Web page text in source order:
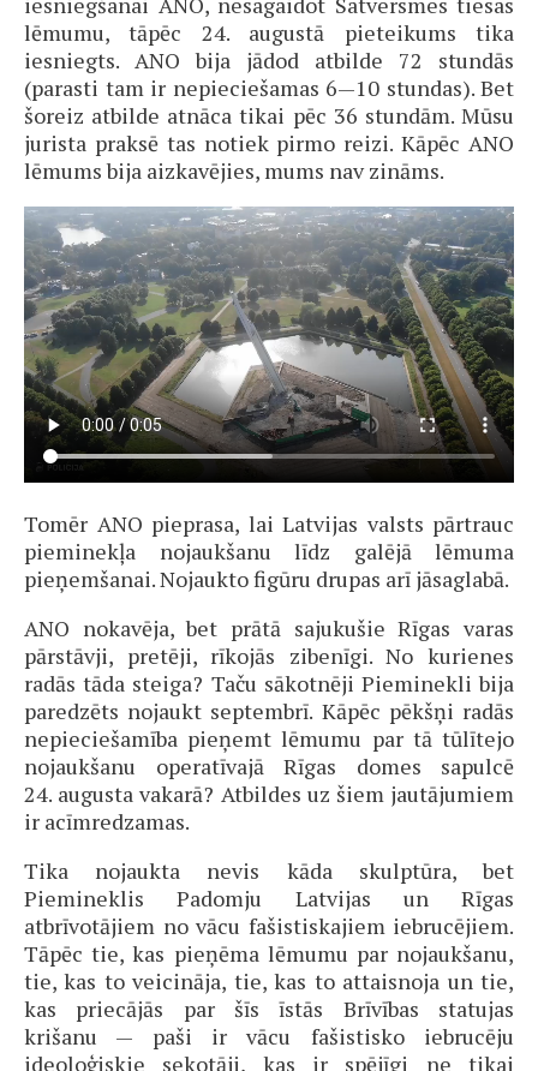
lēmumu, tāpēc 24. augustā pieteikums tika
iesniegts. ANO bija jādod atbilde 72 stundās
(parasti tam ir nepieciešamas 6—10 stundas). Bet
šoreiz atbilde atnāca tikai pēc 36 stundām. Mūsu
jurista praksē tas notiek pirmo reizi. Kāpēc ANO
lēmums bija aizkavējies, mums nav zināms.
Tomēr ANO pieprasa, lai Latvijas valsts pārtrauc
pieminekļa nojaukšanu līdz galējā lēmuma
pieņemšanai. Nojaukto figūru drupas arī jāsaglabā.
ANO nokavēja, bet prātā sajukušie Rīgas varas
pārstāvji, pretēji, rīkojās zibenīgi. No kurienes
radās tāda steiga? Taču sākotnēji Pieminekli bija
paredzēts nojaukt septembrī. Kāpēc pēkšņi radās
nepieciešamība pieņemt lēmumu par tā tūlītejo
nojaukšanu operatīvajā Rīgas domes sapulcē
24. augusta vakarā? Atbildes uz šiem jautājumiem
ir acīmredzamas.
Tika nojaukta nevis kāda skulptūra, bet
Piemineklis Padomju Latvijas un Rīgas
atbrīvotājiem no vācu fašistiskajiem iebrucējiem.
Tāpēc tie, kas pieņēma lēmumu par nojaukšanu,
tie, kas to veicināja, tie, kas to attaisnoja un tie,
kas priecājās par šīs īstās Brīvības statujas
krišanu — paši ir vācu fašistisko iebrucēju
ideoloģiskie sekotāji, kas ir spējīgi ne tikai